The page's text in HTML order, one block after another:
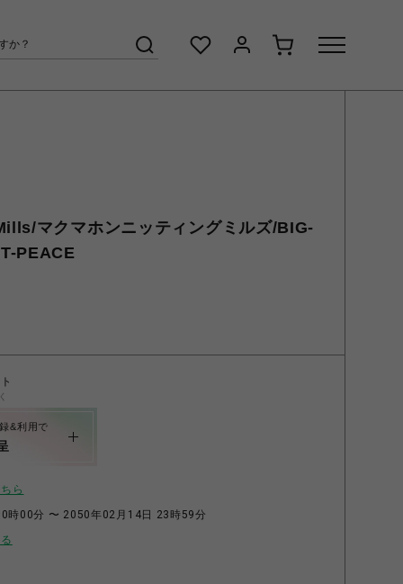
マクマホンニッティングミルズ/BIG-
PEACE
&利用で
ら
時00分 〜 2050年02月14日 23時59分